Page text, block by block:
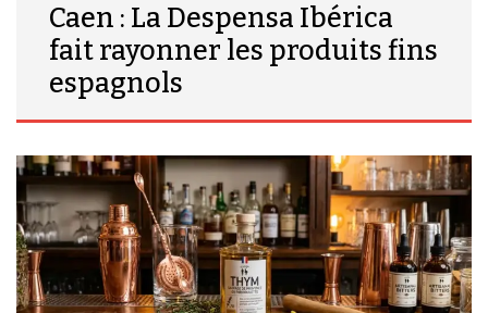
Caen : La Despensa Ibérica
fait rayonner les produits fins
espagnols